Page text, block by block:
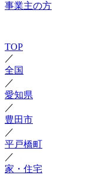
事業主の方
TOP
／
全国
／
愛知県
／
豊田市
／
平戸橋町
／
家・住宅